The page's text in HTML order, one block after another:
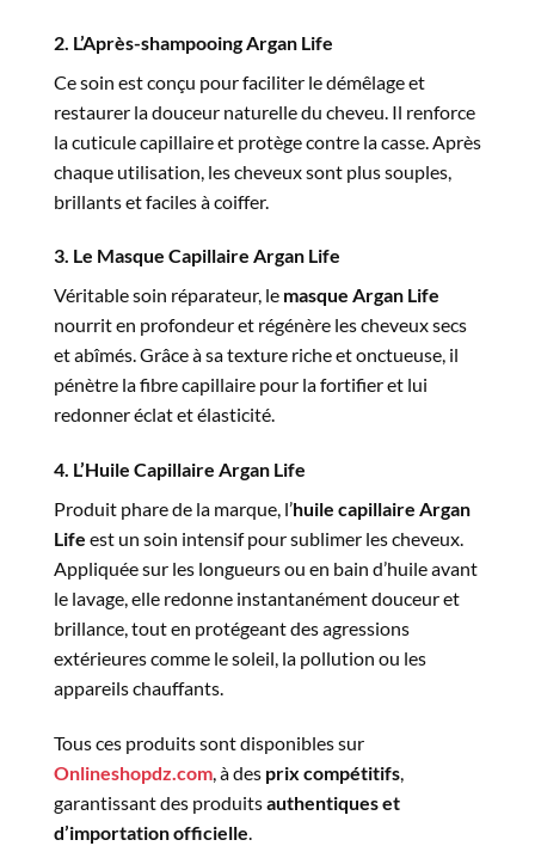
2. L’Après-shampooing Argan Life
Ce soin est conçu pour faciliter le démêlage et
restaurer la douceur naturelle du cheveu. Il renforce
la cuticule capillaire et protège contre la casse. Après
chaque utilisation, les cheveux sont plus souples,
brillants et faciles à coiffer.
3. Le Masque Capillaire Argan Life
Véritable soin réparateur, le masque Argan Life
nourrit en profondeur et régénère les cheveux secs
et abîmés. Grâce à sa texture riche et onctueuse, il
pénètre la fibre capillaire pour la fortifier et lui
redonner éclat et élasticité.
4. L’Huile Capillaire Argan Life
Produit phare de la marque, l’huile capillaire Argan
Life est un soin intensif pour sublimer les cheveux.
Appliquée sur les longueurs ou en bain d’huile avant
le lavage, elle redonne instantanément douceur et
brillance, tout en protégeant des agressions
extérieures comme le soleil, la pollution ou les
appareils chauffants.
Tous ces produits sont disponibles sur
Onlineshopdz.com, à des prix compétitifs,
garantissant des produitsauthentiques et
d’importation officielle.